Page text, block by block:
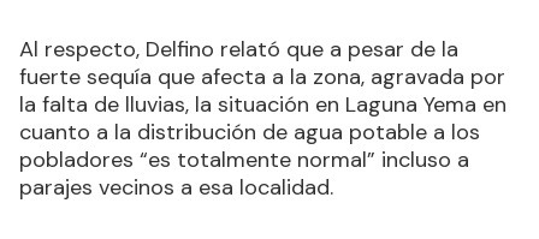
Al respecto, Delfino relató que a pesar de la
fuerte sequía que afecta a la zona, agravada por
la falta de lluvias, la situación en Laguna Yema en
cuanto a la distribución de agua potable a los
pobladores “es totalmente normal” incluso a
parajes vecinos a esa localidad.